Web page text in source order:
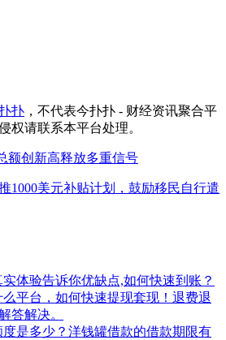
扑 ，不代表今扑扑 - 财经资讯聚合平
权请联系本平台处理。
额创新高释放多重信号
1000美元补贴计划，鼓励移民自行遣
体验告诉你优缺点,如何快速到账？
平台，如何快速提现套现！退费退
答解决。
是多少？洋钱罐借款的借款期限有